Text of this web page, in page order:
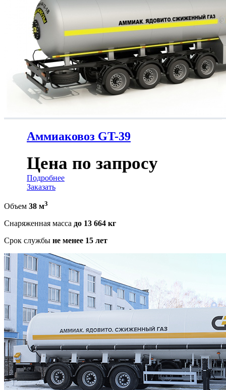
Аммиаковоз GT-39
Цена по запросу
Подробнее
Заказать
Объем 38 м3
Снаряженная масса до 13 664 кг
Срок службы не менее 15 лет